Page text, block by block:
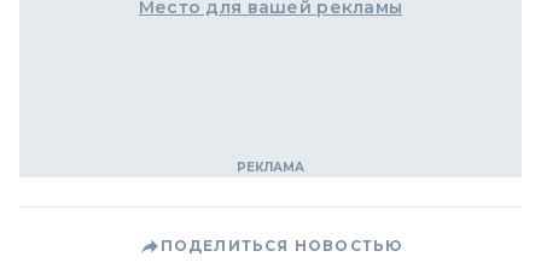
Место для вашей рекламы
ПОДЕЛИТЬСЯ НОВОСТЬЮ